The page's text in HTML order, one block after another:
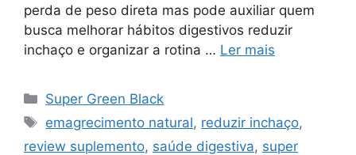
perda de peso direta mas pode auxiliar quem
busca melhorar hábitos digestivos reduzir
inchaço e organizar a rotina … Ler mais
Categorias
Super Green Black
Tags
emagrecimento natural, reduzir inchaço,
review suplemento, saúde digestiva, super